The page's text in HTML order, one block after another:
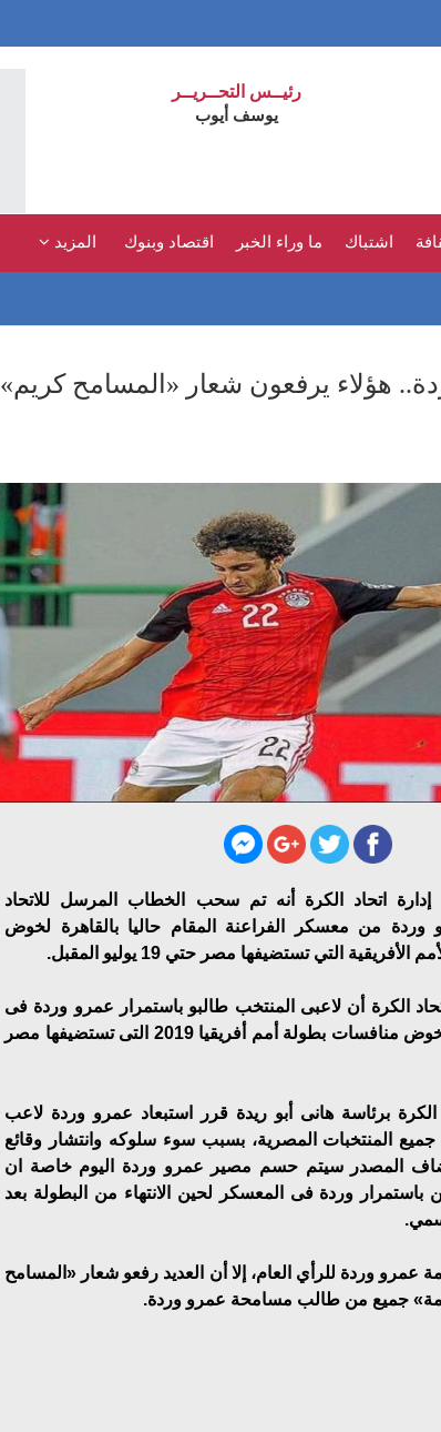
رئيــس التحــريــر
يوسف أيوب
اشتباك ما وراء الخبر اقتصاد وبنوك المزيد
هؤلاء يرفعون شعار «المسامح كريم»
اتحاد الكرة أنه تم سحب الخطاب المرسل للاتحاد
وردة من معسكر الفراعنة المقام حاليا بالقاهرة لخوض
التي تستضيفها مصر حتي 19 يوليو المقبل.
الكرة أن لاعبى المنتخب طالبو باستمرار عمرو وردة فى
معسكر الفراعنة الذى يخوض منافسات بطولة أمم أفريقيا 2019 التى تستضيفها مصر
برئاسة هانى أبو ريدة قرر استبعاد عمرو وردة لاعب
جميع المنتخبات المصرية، بسبب سوء سلوكه وانتشار وقائع
المصدر سيتم حسم مصير عمرو وردة اليوم خاصة ان
باستمرار وردة فى المعسكر لحين الانتهاء من البطولة بعد
عمرو وردة للرأي العام، إلا أن العديد رفعو شعار «المسامح
جميع من طالب مسامحة عمرو وردة.